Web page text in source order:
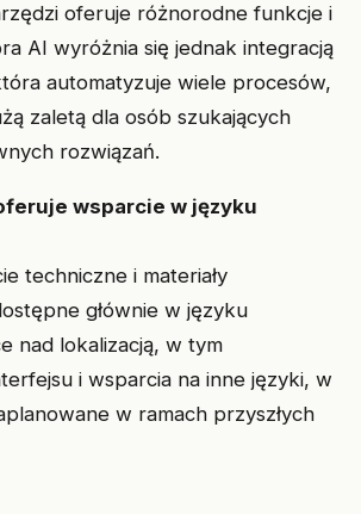
oferuje różnorodne funkcje i
AI wyróżnia się jednak integracją
automatyzuje wiele procesów,
zaletą dla osób szukających
rozwiązań.
wsparcie w języku
techniczne i materiały
głównie w języku
nad lokalizacją, w tym
i wsparcia na inne języki, w
w ramach przyszłych